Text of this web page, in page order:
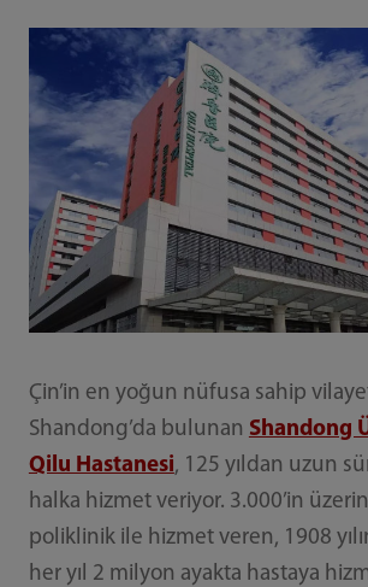
Çin’in en yoğun nüfusa sahip
Shandong’da bulunan Shandong
Qilu Hastanesi, 125 yıldan uzun
halka hizmet veriyor. 3.000’in
poliklinik ile hizmet veren, 1908
her yıl 2 milyon ayakta hastaya